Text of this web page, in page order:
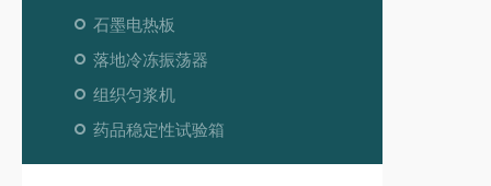
石墨电热板
落地冷冻振荡器
组织匀浆机
药品稳定性试验箱